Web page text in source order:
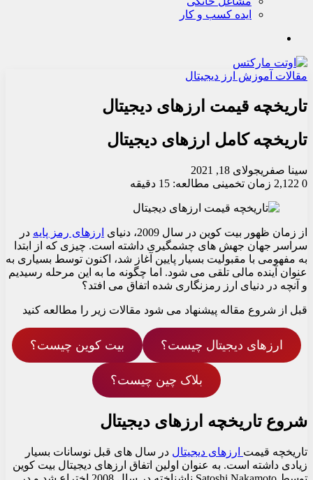
ایده کسب و کار
مقالات آموزش ارز دیجیتال
تاریخچه قیمت ارزهای دیجیتال
تاریخچه کامل ارزهای دیجیتال
سینا صفریجولای 18, 2021
0
زمان تخمینی مطالعه: 15 دقیقه
از زمان ظهور بیت کوین در سال 2009، دنیای ارزهای رمز پایه در
سراسر جهان جهش های چشمگیری داشته است. چیزی که از ابتدا
به مفهومی با مقبولیت بسیار پایین آغاز شد، اکنون توسط بسیاری به
عنوان آینده مالی تلقی می شود. اما چگونه ما به این مرحله رسیدیم
و آنچه در دنیای ارز رمزنگاری شده اتفاق می افتد؟
قبل از شروع مقاله پیشنهاد می شود مقالات زیر را مطالعه کنید
ارزهای دیجیتال چیست؟ بیت کوین چیست؟
بلاک چین چیست؟
شروع تاریخچه ارزهای دیجیتال
تاریخچه قیمت ارزهای دیجیتال در سال های قبل نوسانات بسیار
زیادی داشته است. به عنوان اولین اتفاق ارزهای دیجیتال بیت کوین